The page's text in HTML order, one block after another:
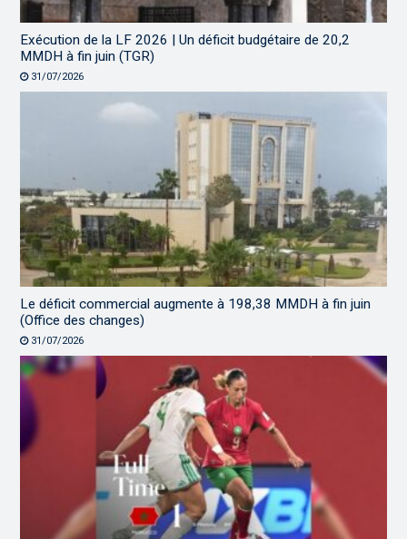
Exécution de la LF 2026 | Un déficit budgétaire de 20,2
MMDH à fin juin (TGR)
31/07/2026
Le déficit commercial augmente à 198,38 MMDH à fin juin
(Office des changes)
31/07/2026